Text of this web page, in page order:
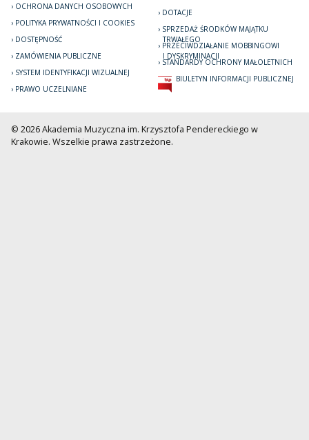
OCHRONA DANYCH OSOBOWYCH
POLITYKA PRYWATNOŚCI I COOKIES
DOSTĘPNOŚĆ
ZAMÓWIENIA PUBLICZNE
SYSTEM IDENTYFIKACJI WIZUALNEJ
PRAWO UCZELNIANE
DOTACJE
SPRZEDAŻ ŚRODKÓW MAJĄTKU
TRWAŁEGO
PRZECIWDZIAŁANIE MOBBINGOWI
I DYSKRYMINACJI
STANDARDY OCHRONY MAŁOLETNICH
BIULETYN INFORMACJI PUBLICZNEJ
© 2026 Akademia Muzyczna im. Krzysztofa Pendereckiego w
Krakowie. Wszelkie prawa zastrzeżone.